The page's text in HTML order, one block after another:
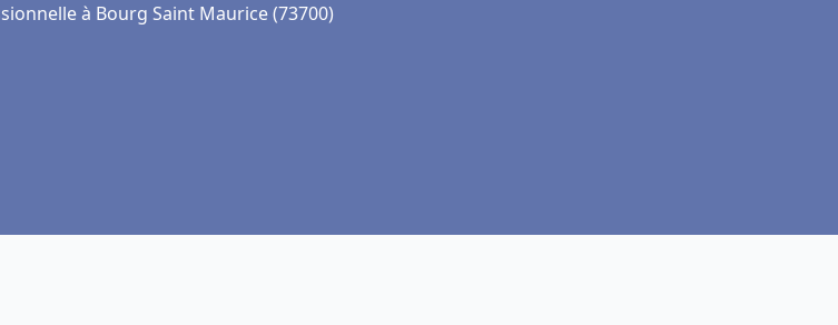
à Bourg Saint Maurice (73700)